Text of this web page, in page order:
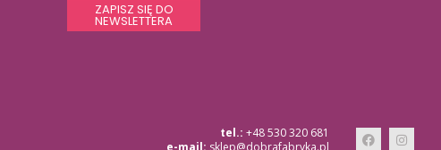
ZAPISZ SIĘ DO
NEWSLETTERA
tel.: +48 530 320 681